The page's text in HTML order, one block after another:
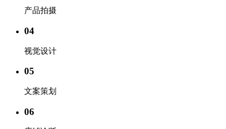
产品拍摄
04
视觉设计
05
文案策划
06